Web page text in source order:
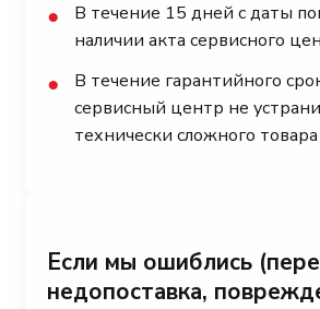
●
В течение 15 дней с даты
наличии акта сервисного
●
В течение гарантийного
сервисный центр не
технически сложного
Если мы ошиблись
недопоставка,